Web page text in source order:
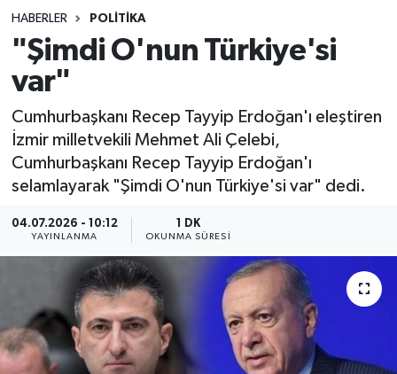
HABERLER POLITIKA
"Şimdi O'nun Türkiye'si
var"
Cumhurbaşkanı Recep Tayyip Erdoğan'ı eleştiren
İzmir milletvekili Mehmet Ali Çelebi,
Cumhurbaşkanı Recep Tayyip Erdoğan'ı
selamlayarak "Şimdi O'nun Türkiye'si var" dedi.
04.07.2026 - 10:12
YAYINLANMA
1 DK
OKUNMA SÜRESI
Spor
Teknoloji
Yaşam